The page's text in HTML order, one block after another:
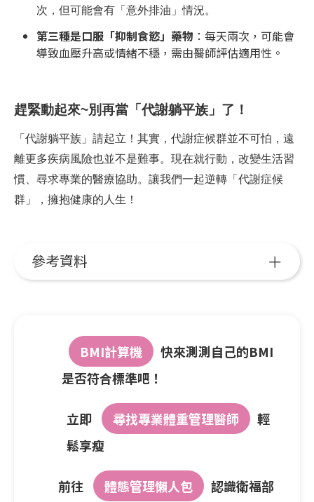
次，但可能會有「意外排油」情況。
第三種是口服「抑制食慾」藥物 ：每天兩次，可能會
導致血壓升高或情緒不穩，需由醫師評估適用性。
趕緊動起來~別再當「代謝躺平族」了！
「代謝躺平族」請起立！其實，代謝症候群並不可怕，遠
離更多疾病風險也並不是難事。現在就行動，改變生活習
慣、尋求專業的醫療協助。讓我們一起逆轉「代謝症候
群」，擁抱健康的人生！
參考資料
BMI計算機
快來測測自己的BMI
是否符合標準吧！
立即 尋找專業體重管理醫師
輕
鬆享瘦
前往 體態管理懶人包
認識衛福部